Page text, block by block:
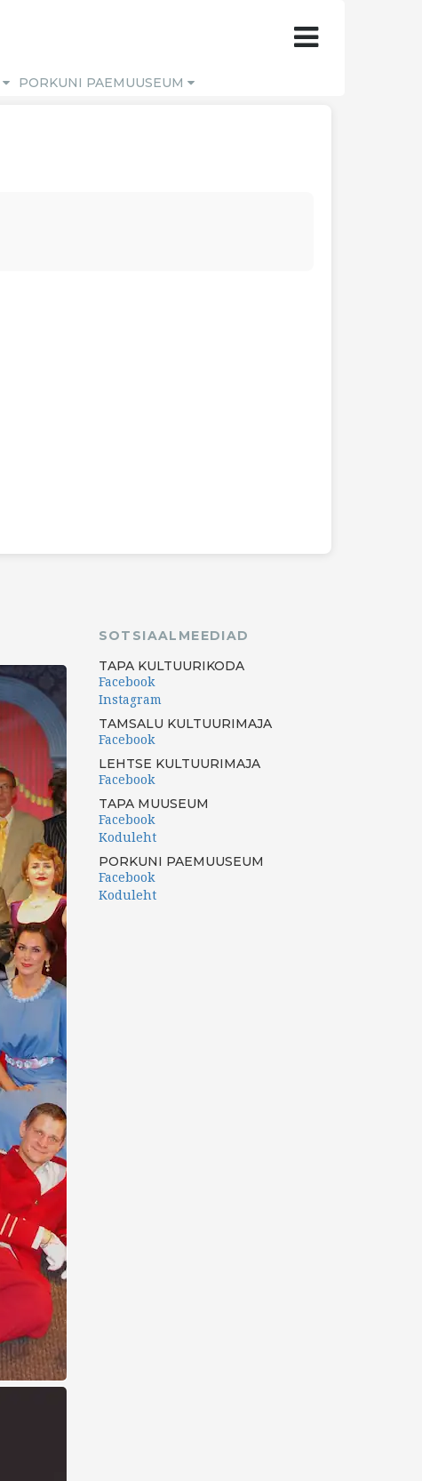
PORKUNI PAEMUUSEUM
SOTSIAALMEEDIAD
TAPA KULTUURIKODA
Facebook
Instagram
TAMSALU KULTUURIMAJA
Facebook
LEHTSE KULTUURIMAJA
Facebook
TAPA MUUSEUM
Facebook
Koduleht
PORKUNI PAEMUUSEUM
Facebook
Koduleht